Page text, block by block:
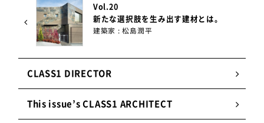
Vol.20
新たな選択肢を生み出す建材とは。
建築家 : 松島潤平
CLASS1 DIRECTOR
This issue’s CLASS1 ARCHITECT